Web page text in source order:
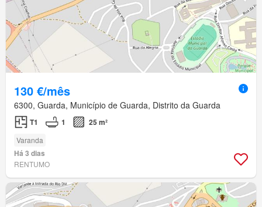
130 €/mês
6300, Guarda, Município de Guarda, Distrito da Guarda
T1 1 25 m²
Varanda
Há 3 dias
RENTUMO